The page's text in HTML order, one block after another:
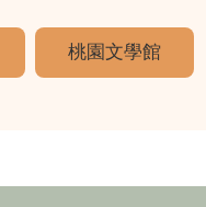
桃園文學館